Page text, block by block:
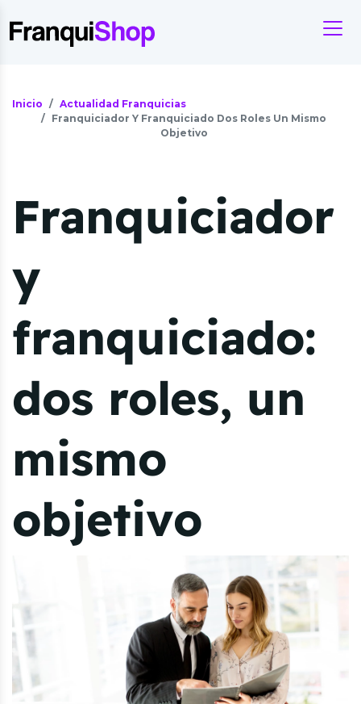
Inicio
Actualidad Franquicias
Franquiciador Y Franquiciado Dos Roles Un Mismo
Objetivo
Franquiciador
y
franquiciado:
dos roles, un
mismo
objetivo